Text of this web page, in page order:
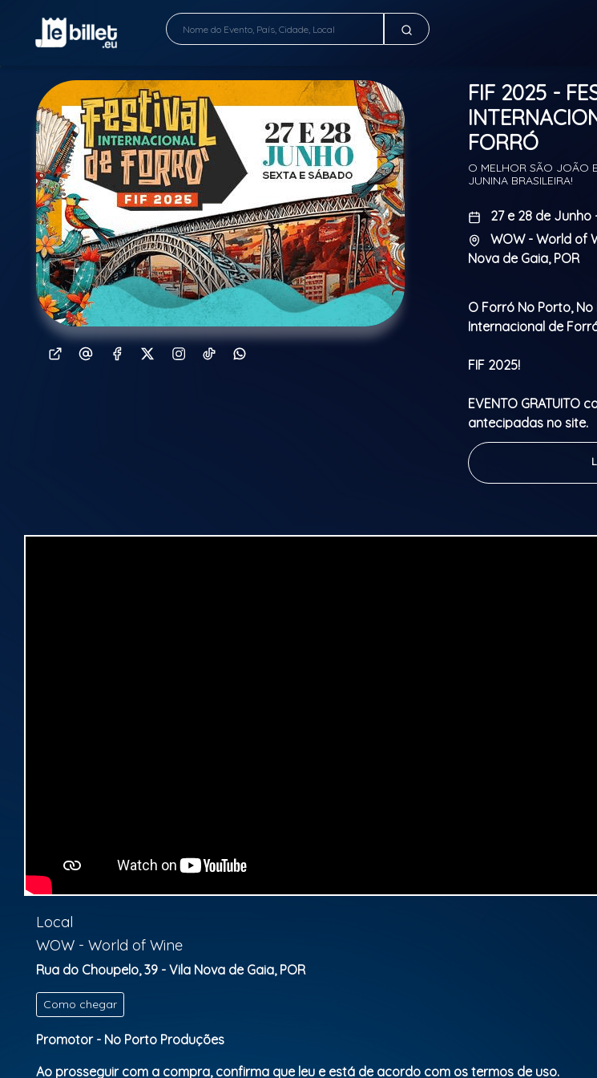
FIF 2025 -
FORRÓ
O MELHOR SÃO JOÃO
JUNINA BRASILEIRA!
27 e 28 de Junho
WOW - World of
Nova de Gaia, POR
O Forró No Porto,
Internacional de
FIF 2025!
EVENTO GRATUITO
antecipadas no site.
Serão 2 dias de
Forró e atrações
gafieira, área de
Local
WOW - World of Wine
Rua do Choupelo, 39 - Vila Nova de Gaia, POR
Como chegar
Promotor - No Porto Produções
Ao prosseguir com a compra, confirma que leu e está de acordo com os termos de uso.